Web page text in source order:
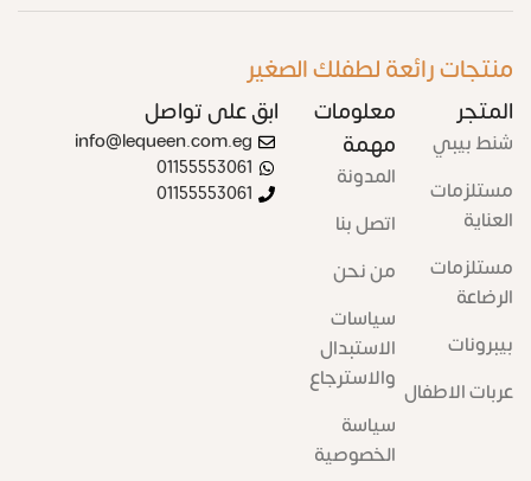
منتجات رائعة لطفلك الصغير
المتجر
شنط بيبي
مستلزمات
العناية
مستلزمات
الرضاعة
بيبرونات
عربات الاطفال
معلومات
مهمة
المدونة
اتصل بنا
من نحن
سياسات
الاستبدال
والاسترجاع
سياسة
الخصوصية
ابق على تواصل
info@lequeen.com.eg
01155553061
01155553061